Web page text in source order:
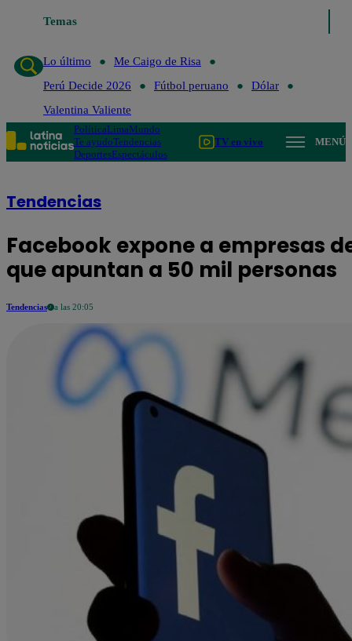
Temas
Lo último
Me Caigo de Risa
Perú Decide 2026
Fútbol peruano
Dólar
Valentina Valiente
PolíticaLimaMundo
Te ayudoTendencias
DeportesEspectáculos
TV en vivo MENÚ
Tendencias
Facebook expone a empresas
que apuntan a 50 mil personas
Tendencias a las 20:05